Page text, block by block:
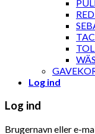
Log ind
Log ind
Brugernavn eller e-